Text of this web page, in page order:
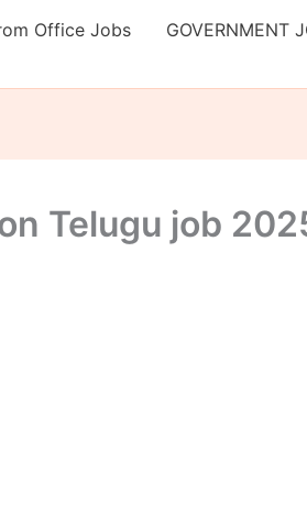
Office Jobs GOVERNMENT
Telugu job